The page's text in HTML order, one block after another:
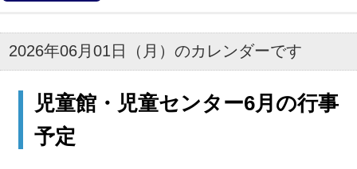
2026年06月01日（月）のカレンダーです
児童館・児童センター6月の行事
予定